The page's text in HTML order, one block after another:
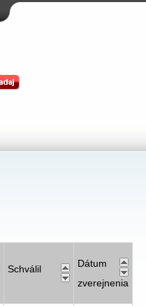
Schválil
Dátum
zverejnenia